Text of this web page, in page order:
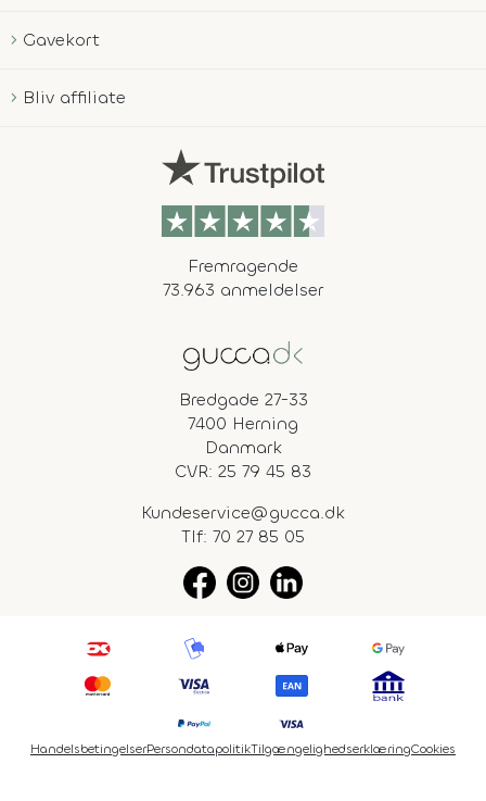
Gavekort
Bliv affiliate
Fremragende
73.963 anmeldelser
Bredgade 27-33
7400 Herning
Danmark
CVR: 25 79 45 83
Kundeservice@gucca.dk
Tlf: 70 27 85 05
HandelsbetingelserPersondatapolitikTilgængelighedserklæringCookies